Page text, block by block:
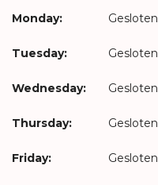
Monday: Gesloten
Tuesday: Gesloten
Wednesday: Gesloten
Thursday: Gesloten
Friday: Gesloten